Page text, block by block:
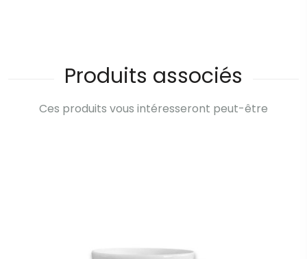
Produits associés
Ces produits vous intéresseront peut-être